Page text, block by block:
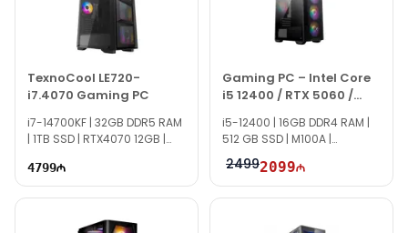
Мы всегда готовы ответить на все вопросы по данной
модели через онлайн-чат на сайте.
Вне рабочего времени вы можете связаться с нами по email
или написать на WhatsApp.
Спасибо за интерес к нашей продукции!
TexnoCool LE720-
i7.4070 Gaming PC
i7-14700KF | 32GB DDR5 RAM
| 1TB SSD | RTX4070 12GB |
4799
Gaming PC – Intel Core
i5 12400 / RTX 5060 /
16GB / 512GB
i5-12400 | 16GB DDR4 RAM |
512 GB SSD | M100A |
RTX5060 8GB |
24992099